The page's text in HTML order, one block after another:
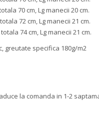
70 cm, Lg manecii 20 cm.
72 cm, Lg manecii 21 cm.
74 cm, Lg manecii 21 cm.
greutate specifica 180g/m2
la comanda in 1-2